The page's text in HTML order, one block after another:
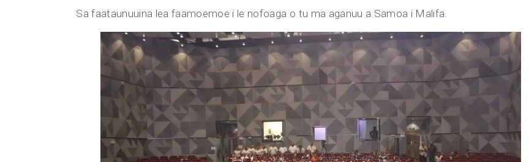
Sa faataunuuina lea faamoemoe i le nofoaga o tu ma aganuu a Samoa i Malifa.